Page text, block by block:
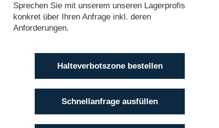
Sprechen Sie mit unserem unseren Lagerprofis
konkret über Ihren Anfrage inkl. deren
Anforderungen.
Halteverbotszone bestellen
Schnellanfrage ausfüllen